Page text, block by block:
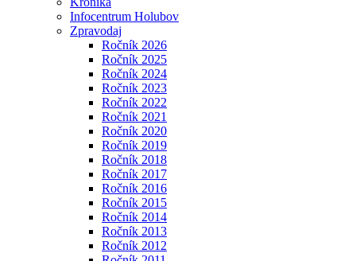
Infocentrum Holubov
Zpravodaj
Ročník 2026
Ročník 2025
Ročník 2024
Ročník 2023
Ročník 2022
Ročník 2021
Ročník 2020
Ročník 2019
Ročník 2018
Ročník 2017
Ročník 2016
Ročník 2015
Ročník 2014
Ročník 2013
Ročník 2012